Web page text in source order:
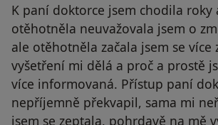
K paní doktorce jsem chodila roky
otěhotněla neuvažovala jsem o
ale otěhotněla začala jsem se více
vyšetření mi dělá a proč a prostě
více informovaná. Přístup paní
nepříjemně překvapil, sama mi
jsem se zeptala, pohrdavě na mě